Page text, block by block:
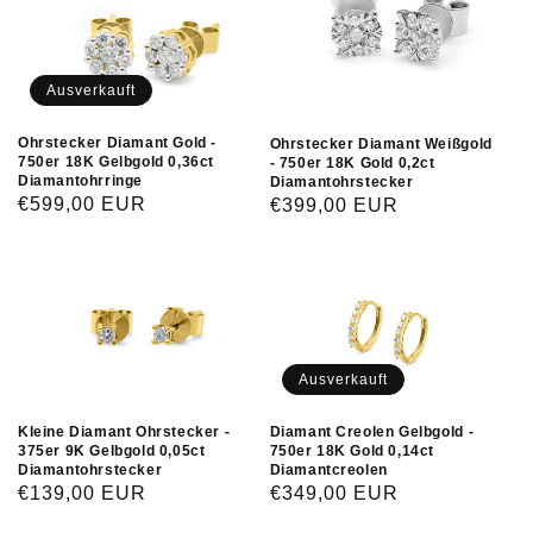
Ohrstecker Diamant Gold -
750er 18K Gelbgold 0,36ct
Diamantohrringe
Normaler
€599,00 EUR
Ausverkauft
Ohrstecker Diamant Weißgold
- 750er 18K Gold 0,2ct
Diamantohrstecker
Normaler
€399,00 EUR
Kleine Diamant Ohrstecker -
375er 9K Gelbgold 0,05ct
Diamantohrstecker
Normaler
€139,00 EUR
Diamant Creolen Gelbgold -
750er 18K Gold 0,14ct
Diamantcreolen
Normaler
€349,00 EUR
Ausverkauft